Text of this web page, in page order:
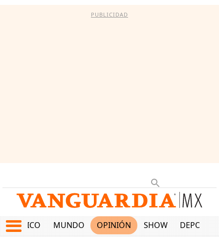
PUBLICIDAD
MÉXICO MUNDO OPINIÓN SHOW